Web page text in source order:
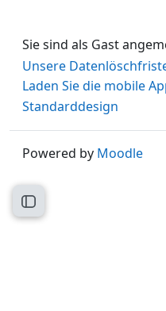
Kursindex öffnen
Sie sind als Gast
Unsere
Laden Sie die mobile
Standarddesign
Powered by Moodle